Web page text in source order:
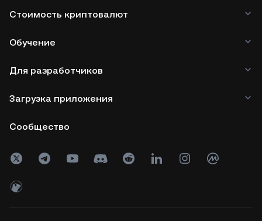
Стоимость криптовалют
Обучение
Для разработчиков
Загрузка приложения
Сообщество